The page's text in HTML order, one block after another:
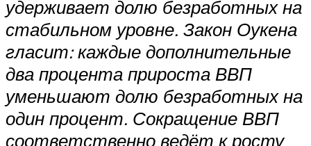
удерживает долю безработных на
стабильном уровне. Закон Оукена
гласит: каждые дополнительные
два процента прироста ВВП
уменьшают долю безработных на
один процент. Сокращение ВВП
соответственно ведёт к росту